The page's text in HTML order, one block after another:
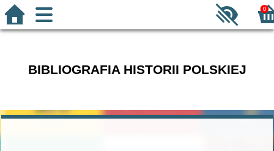
0
BIBLIOGRAFIA HISTORII POLSKIEJ